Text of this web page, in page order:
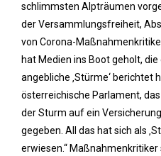
schlimmsten Alpträumen
der Versammlungsfreiheit,
von Corona-
hat Medien ins Boot geholt,
angebliche ‚Stürme‘ berichtet
österreichische Parlament,
der Sturm auf ein
gegeben. All das hat sich als
erwiesen.“ Maßnahmenkritiker